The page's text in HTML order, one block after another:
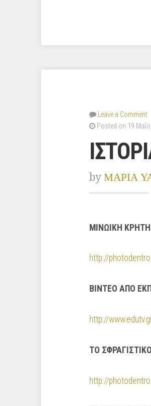
Leave a Comment
Posted on 19
by ΜΑΡΙΑ
ΜΙΝΩΙΚΗ
http://
ΒΙΝΤΕΟ ΑΠΟ
http://
ΤΟ
http://